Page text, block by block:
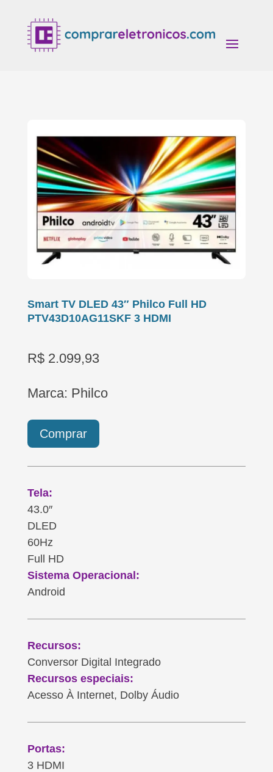
Smart TV DLED 43″ Philco Full HD
PTV43D10AG11SKF 3 HDMI
R$ 2.099,93
Marca: Philco
Comprar
Tela:
43.0″
DLED
60Hz
Full HD
Sistema Operacional:
Android
Recursos:
Conversor Digital Integrado
Recursos especiais:
Acesso À Internet, Dolby Áudio
Portas:
3 HDMI